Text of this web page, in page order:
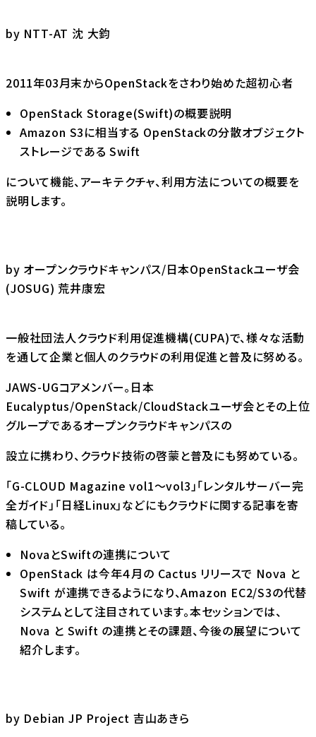
by NTT-AT 沈 大鈞
2011年03月末からOpenStackをさわり始めた超初心者
OpenStack Storage(Swift)の概要説明
Amazon S3に相当する OpenStackの分散オブジェクト
ストレージである Swift
について機能、アーキテクチャ、利用方法についての概要を
説明します。
by オープンクラウドキャンパス/日本OpenStackユーザ会
(JOSUG) 荒井康宏
一般社団法人クラウド利用促進機構(CUPA)で、様々な活動
を通して企業と個人のクラウドの利用促進と普及に努める。
JAWS-UGコアメンバー。日本
Eucalyptus/OpenStack/CloudStackユーザ会とその上位
グループであるオープンクラウドキャンパスの
設立に携わり、クラウド技術の啓蒙と普及にも努めている。
「G-CLOUD Magazine vol1〜vol3」「レンタルサーバー完
全ガイド」「日経Linux」などにもクラウドに関する記事を寄
稿している。
NovaとSwiftの連携について
OpenStack は今年４月の Cactus リリースで Nova と
Swift が連携できるようになり、Amazon EC2/S3の代替
システムとして注目されています。本セッションでは、
Nova と Swift の連携とその課題、今後の展望について
紹介します。
by Debian JP Project 吉山あきら